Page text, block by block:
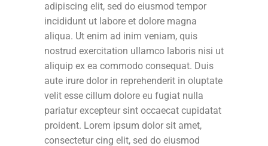
adipiscing elit, sed do eiusmod tempor
incididunt ut labore et dolore magna
aliqua. Ut enim ad inim veniam, quis
nostrud exercitation ullamco laboris nisi ut
aliquip ex ea commodo consequat. Duis
aute irure dolor in reprehenderit in oluptate
velit esse cillum dolore eu fugiat nulla
pariatur excepteur sint occaecat cupidatat
proident. Lorem ipsum dolor sit amet,
consectetur cing elit, sed do eiusmod